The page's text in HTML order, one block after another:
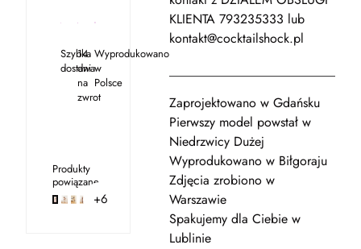
Szybka
dostawa
14
dni
na
zwrot
Wyprodukowano
w
Polsce
Produkty
powiązane
+6
KLIENTA 793235333 lub
kontakt@cocktailshock.pl
Zaprojektowano w Gdańsku
Pierwszy model powstał w
Niedrzwicy Dużej
Wyprodukowano w Biłgoraju
Zdjęcia zrobiono w
Warszawie
Spakujemy dla Ciebie w
Lublinie